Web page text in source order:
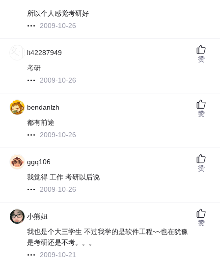
所以个人感觉考研好
2009-10-26
lt42287949
考研
2009-10-26
赞
bendanlzh
都有前途
2009-10-26
赞
ggq106
我觉得 工作 考研以后说
2009-10-26
赞
小熊妞
我也是个大三学生 不过我学的是软件工程~~也在犹豫
是考研还是不考。。。
2009-10-21
赞